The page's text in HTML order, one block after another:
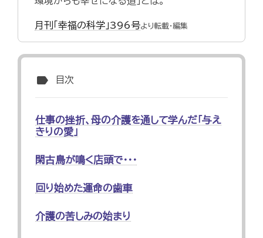
月刊「幸福の科学」396号より転載・編集
label 目次
仕事の挫折、母の介護を通して学んだ「与え
きりの愛」
閑古鳥が鳴く店頭で･･･
回り始めた運命の歯車
介護の苦しみの始まり